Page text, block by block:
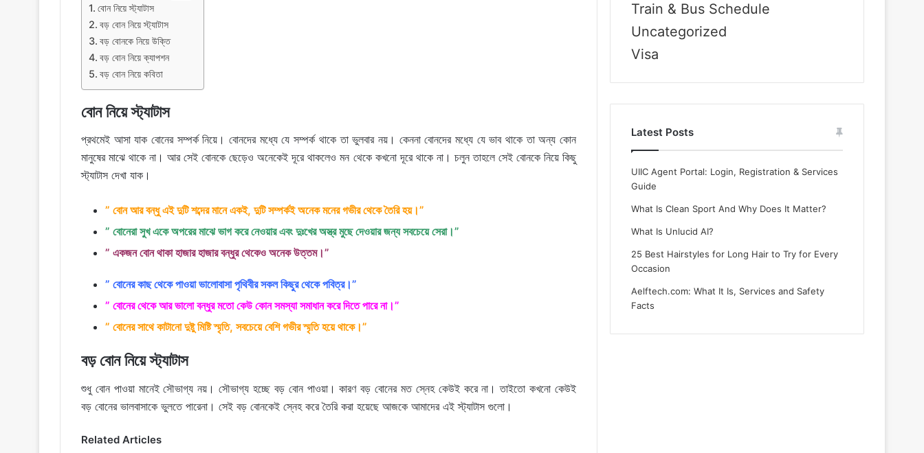
বোন নিয়ে স্ট্যাটাস
বড় বোন নিয়ে স্ট্যাটাস
বড় বোনকে নিয়ে উক্তি
বড় বোন নিয়ে ক্যাপশন
বড় বোন নিয়ে কবিতা
বোন নিয়ে স্ট্যাটাস
প্রথমেই আসা যাক বোনের সম্পর্ক নিয়ে। বোনদের মধ্যে যে সম্পর্ক থাকে তা ভুলবার নয়। কেননা বোনদের মধ্যে যে ভাব থাকে তা অন্য কোন
মানুষের মাঝে থাকে না। আর সেই বোনকে ছেড়েও অনেকেই দূরে থাকলেও মন থেকে কখনো দূরে থাকে না। চলুন তাহলে সেই বোনকে নিয়ে কিছু
স্ট্যাটাস দেখা যাক।
” বোন আর বন্ধু এই দুটি শব্দের মানে একই, দুটি সম্পর্কই অনেক মনের গভীর থেকে তৈরি হয়।”
” বোনেরা সুখ একে অপরের মাঝে ভাগ করে নেওয়ার এবং দুঃখের অস্ত্র মুছে দেওয়ার জন্য সবচেয়ে সেরা।”
” একজন বোন থাকা হাজার হাজার বন্ধুর থেকেও অনেক উত্তম।”
” বোনের কাছ থেকে পাওয়া ভালোবাসা পৃথিবীর সকল কিছুর থেকে পবিত্র।”
” বোনের থেকে আর ভালো বন্ধুর মতো কেউ কোন সমস্যা সমাধান করে দিতে পারে না।”
” বোনের সাথে কাটানো দুষ্টু মিষ্টি স্মৃতি, সবচেয়ে বেশি গভীর স্মৃতি হয়ে থাকে।”
বড় বোন নিয়ে স্ট্যাটাস
শুধু বোন পাওয়া মানেই সৌভাগ্য নয়। সৌভাগ্য হচ্ছে বড় বোন পাওয়া। কারণ বড় বোনের মত স্নেহ কেউই করে না। তাইতো কখনো কেউই
বড় বোনের ভালবাসাকে ভুলতে পারেনা। সেই বড় বোনকেই স্নেহ করে তৈরি করা হয়েছে আজকে আমাদের এই স্ট্যাটাস গুলো।
Related Articles
Train & Bus Schedule
Uncategorized
Visa
Latest Posts
UIIC Agent Portal: Login, Registration & Services
Guide
What Is Clean Sport And Why Does It Matter?
What Is Unlucid AI?
25 Best Hairstyles for Long Hair to Try for Every
Occasion
Aelftech.com: What It Is, Services and Safety
Facts